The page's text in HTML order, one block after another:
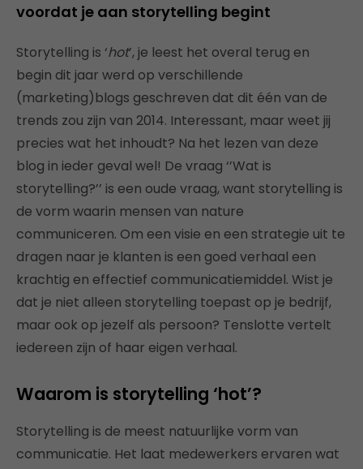
voordat je aan storytelling begint
Storytelling is ‘hot’, je leest het overal terug en
begin dit jaar werd op verschillende
(marketing)blogs geschreven dat dit één van de
trends zou zijn van 2014. Interessant, maar weet jij
precies wat het inhoudt? Na het lezen van deze
blog in ieder geval wel! De vraag ‘’Wat is
storytelling?’’ is een oude vraag, want storytelling is
de vorm waarin mensen van nature
communiceren. Om een visie en een strategie uit te
dragen naar je klanten is een goed verhaal een
krachtig en effectief communicatiemiddel. Wist je
dat je niet alleen storytelling toepast op je bedrijf,
maar ook op jezelf als persoon? Tenslotte vertelt
iedereen zijn of haar eigen verhaal.
Waarom is storytelling ‘hot’?
Storytelling is de meest natuurlijke vorm van
communicatie. Het laat medewerkers ervaren wat